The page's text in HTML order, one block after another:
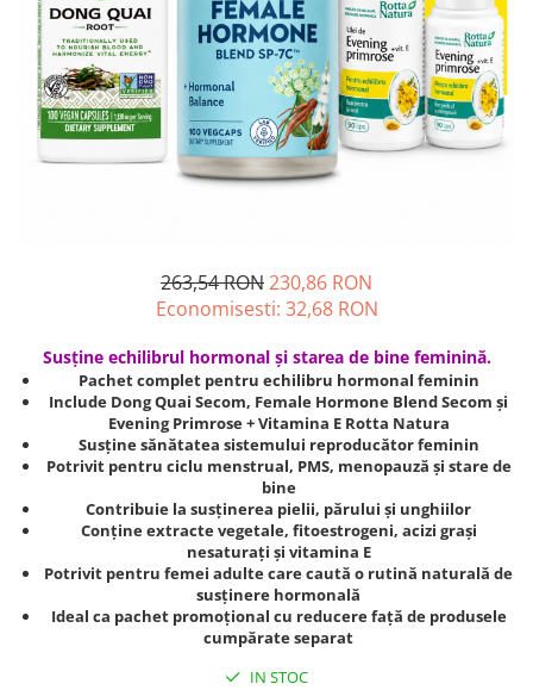
Îngrijire Păr
Balsam si masca de par
Tratamente par
Vopsea de par naturala
Șampoane
Cosmetice pentru Barbati
Deodorante Naturale
Sapunuri naturale
Protectie solara
Cosmetice Naturale si Bio
Neuro
Depresie, Anxietate
Memorie, Concentrare
Stres, Somn
Nutritie pentru Sportivi
Slabire, Frumusete
Vitamine si minerale
Energie, Oboseala
Vitamine B
Vitamina D
Magneziu
Fier
Articulații și Mușchi
Zona Intimă
Hemoroizi si Fisuri Anale
Varice și Picioare Grele
263,54 RON230,86 RON
Economisesti: 32,68 RON
Susține echilibrul hormonal și starea de bine feminină.
Pachet complet pentru echilibru hormonal feminin
Include Dong Quai Secom, Female Hormone Blend Secom și
Evening Primrose + Vitamina E Rotta Natura
Susține sănătatea sistemului reproducător feminin
Potrivit pentru ciclu menstrual, PMS, menopauză și stare de
bine
Contribuie la susținerea pielii, părului și unghiilor
Conține extracte vegetale, fitoestrogeni, acizi grași
nesaturați și vitamina E
Potrivit pentru femei adulte care caută o rutină naturală de
susținere hormonală
Ideal ca pachet promoțional cu reducere față de produsele
cumpărate separat
IN STOC